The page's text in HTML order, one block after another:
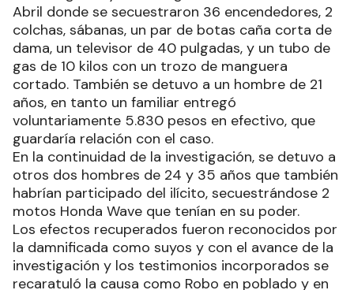
Abril donde se secuestraron 36 encendedores, 2
colchas, sábanas, un par de botas caña corta de
dama, un televisor de 40 pulgadas, y un tubo de
gas de 10 kilos con un trozo de manguera
cortado. También se detuvo a un hombre de 21
años, en tanto un familiar entregó
voluntariamente 5.830 pesos en efectivo, que
guardaría relación con el caso.
En la continuidad de la investigación, se detuvo a
otros dos hombres de 24 y 35 años que también
habrían participado del ilícito, secuestrándose 2
motos Honda Wave que tenían en su poder.
Los efectos recuperados fueron reconocidos por
la damnificada como suyos y con el avance de la
investigación y los testimonios incorporados se
recaratuló la causa como Robo en poblado y en